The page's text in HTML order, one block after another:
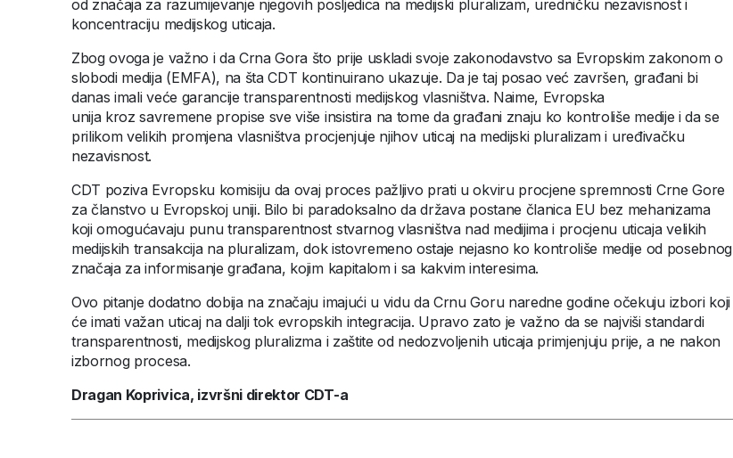
od značaja za razumijevanje njegovih posljedica na medijski pluralizam, uredničku nezavisnost i
koncentraciju medijskog uticaja.
Zbog ovoga je važno i da Crna Gora što prije uskladi svoje zakonodavstvo sa Evropskim zakonom o
slobodi medija (EMFA), na šta CDT kontinuirano ukazuje. Da je taj posao već završen, građani bi
danas imali veće garancije transparentnosti medijskog vlasništva. Naime, Evropska
unija kroz savremene propise sve više insistira na tome da građani znaju ko kontroliše medije i da se
prilikom velikih promjena vlasništva procjenjuje njihov uticaj na medijski pluralizam i uređivačku
nezavisnost.
CDT poziva Evropsku komisiju da ovaj proces pažljivo prati u okviru procjene spremnosti Crne Gore
za članstvo u Evropskoj uniji. Bilo bi paradoksalno da država postane članica EU bez mehanizama
koji omogućavaju punu transparentnost stvarnog vlasništva nad medijima i procjenu uticaja velikih
medijskih transakcija na pluralizam, dok istovremeno ostaje nejasno ko kontroliše medije od posebnog
značaja za informisanje građana, kojim kapitalom i sa kakvim interesima.
Ovo pitanje dodatno dobija na značaju imajući u vidu da Crnu Goru naredne godine očekuju izbori koji
će imati važan uticaj na dalji tok evropskih integracija. Upravo zato je važno da se najviši standardi
transparentnosti, medijskog pluralizma i zaštite od nedozvoljenih uticaja primjenjuju prije, a ne nakon
izbornog procesa.
Dragan Koprivica, izvršni direktor CDT-a